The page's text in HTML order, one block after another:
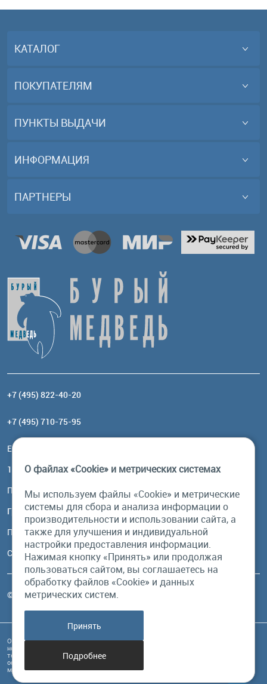
КАТАЛОГ
ПОКУПАТЕЛЯМ
ПУНКТЫ ВЫДАЧИ
ИНФОРМАЦИЯ
ПАРТНЕРЫ
+7 (495) 822-40-20
+7 (495) 710-75-95
Email:
117485, Москва, ул. Профсоюзная, 84/32, корп 1
Посмотреть на карте
График работы
Пн-Пт: с 10:00 до 18:00
Сб, Вс: выходной
© Бурый Медведь MMXXVI. Все права защищены.
Обращаем Ваше внимание на то, что данный интернет-сайт и его содержимое
носит исключительно информационный характер и ни при каких условиях
техническая информация, размещенная на сайте, не являются публичной
офертой, определяемой положениями Статьи 437 Гражданского кодекса РФ, и
может быть изменена в любое время без предупреждения.
О файлах «Cookie» и метрических системах
Мы используем файлы «Cookie» и метрические
системы для сбора и анализа информации о
производительности и использовании сайта, а
также для улучшения и индивидуальной
настройки предоставления информации.
Нажимая кнопку «Принять» или продолжая
пользоваться сайтом, вы соглашаетесь на
обработку файлов «Cookie» и данных
метрических систем.
Принять
Подробнее